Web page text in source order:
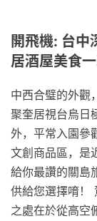
開飛機: 台中
居酒屋美食
中西合璧的外觀
聚奎居視台烏日
外，平常入園參
文創商品區，是
給你最讚的關島
供給您選擇唷！
之處在於從高空